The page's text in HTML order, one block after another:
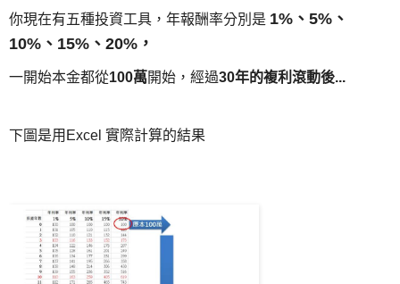
你現在有五種投資工具， 年報酬率分別是 1%、5%、
10%、15%、20%，
一開始本金都從100萬開始，經過30年的複利滾動後...
下圖是用Excel 實際計算的結果